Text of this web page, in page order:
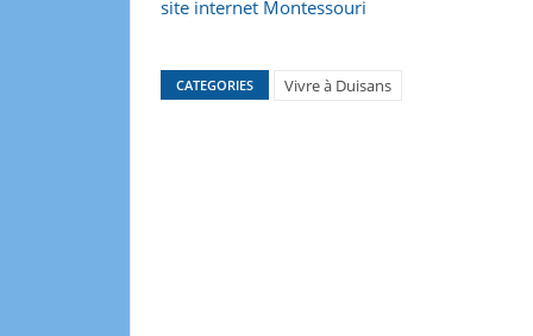
site internet Montessouri
CATEGORIES Vivre à Duisans